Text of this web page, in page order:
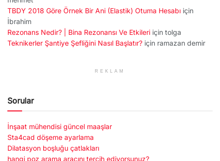
TBDY 2018 Göre Örnek Bir Ani (Elastik) Otuma Hesabı için
İbrahim
Rezonans Nedir? | Bina Rezonansı Ve Etkileri için tolga
Teknikerler Şantiye Şefliğini Nasıl Başlatır? için ramazan demir
REKLAM
Sorular
İnşaat mühendisi güncel maaşlar
Sta4cad döşeme ayarlama
Dilatasyon boşluğu çatlakları
hangi poz arama aracını tercih ediyorsunuz?